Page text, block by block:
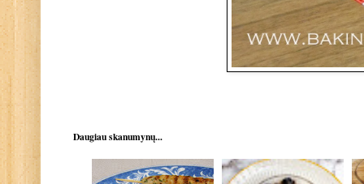
Daugiau skanumynų...